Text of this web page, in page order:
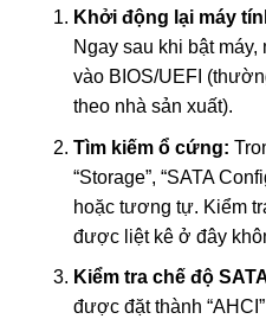
Khởi động lại máy
Ngay sau khi bật
vào BIOS/UEFI
theo nhà sản xuất).
Tìm kiếm ổ cứng:
“Storage”, “SATA
hoặc tương tự. Kiểm
được liệt kê ở đây
Kiểm tra chế độ
được đặt thành